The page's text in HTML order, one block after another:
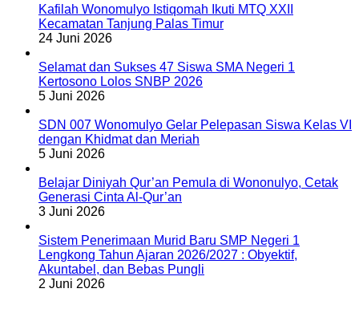
Kafilah Wonomulyo Istiqomah Ikuti MTQ XXII
Kecamatan Tanjung Palas Timur
24 Juni 2026
Selamat dan Sukses 47 Siswa SMA Negeri 1
Kertosono Lolos SNBP 2026
5 Juni 2026
SDN 007 Wonomulyo Gelar Pelepasan Siswa Kelas VI
dengan Khidmat dan Meriah
5 Juni 2026
Belajar Diniyah Qur’an Pemula di Wononulyo, Cetak
Generasi Cinta Al-Qur’an
3 Juni 2026
Sistem Penerimaan Murid Baru SMP Negeri 1
Lengkong Tahun Ajaran 2026/2027 : Obyektif,
Akuntabel, dan Bebas Pungli
2 Juni 2026